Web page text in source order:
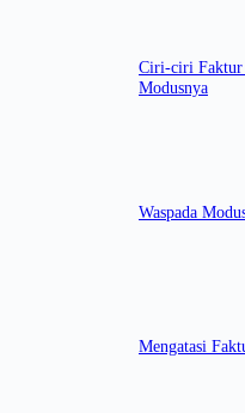
Ciri-ciri Faktur
Modusnya
Waspada
Mengatasi